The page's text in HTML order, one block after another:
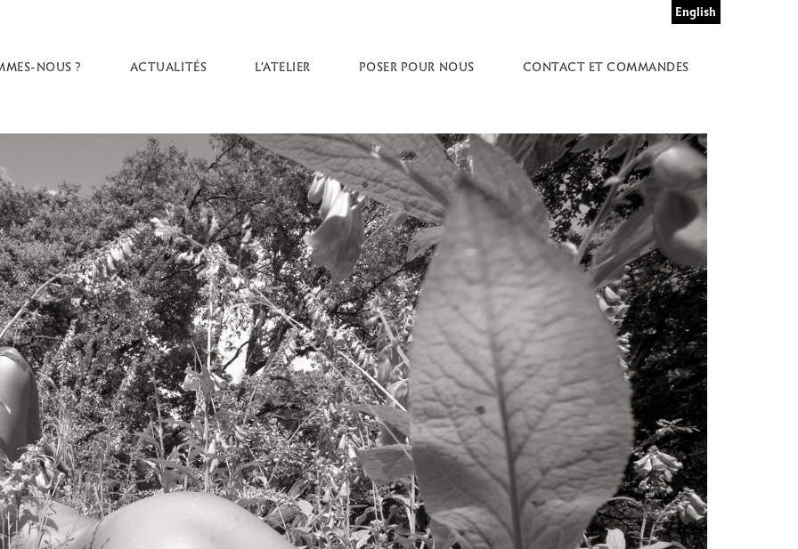
English
NOUS ? ACTUALITÉS L’ATELIER POSER POUR NOUS CONTACT ET COMMANDES